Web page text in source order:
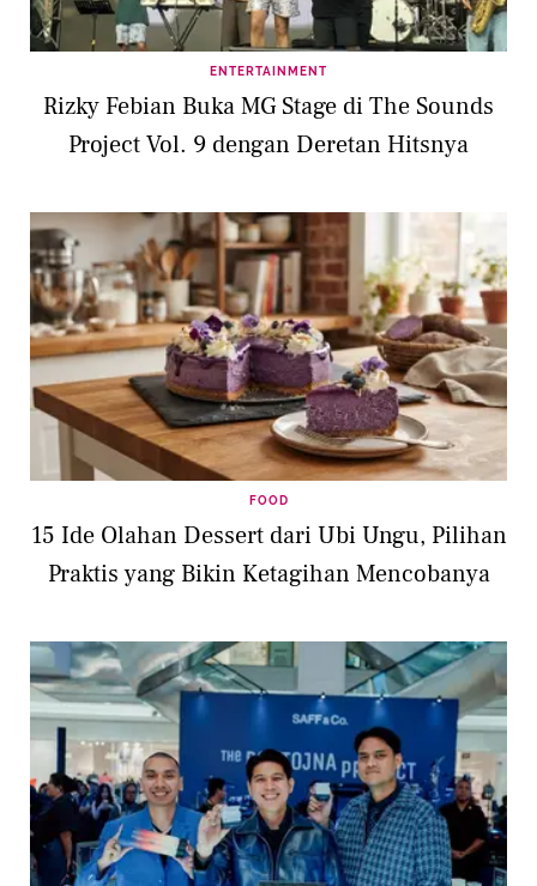
ENTERTAINMENT
Rizky Febian Buka MG Stage di The Sounds
Project Vol. 9 dengan Deretan Hitsnya
FOOD
15 Ide Olahan Dessert dari Ubi Ungu, Pilihan
Praktis yang Bikin Ketagihan Mencobanya